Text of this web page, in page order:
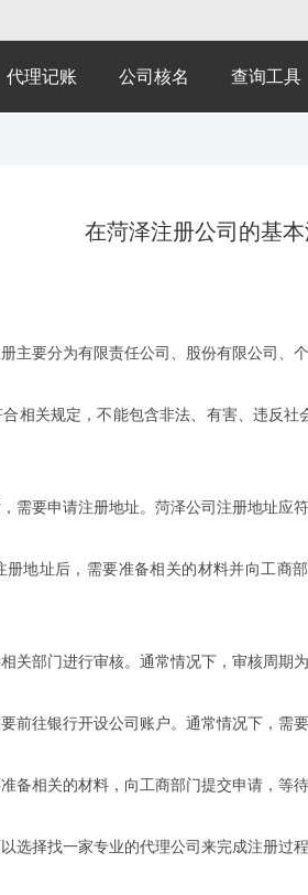
代理记账 公司核名 查询工具
在菏泽注册公司的基
主要分为有限责任公司、股份有限公司、个
相关规定，不能包含非法、有害、违反
需要申请注册地址。菏泽公司注册地址应
地址后，需要准备相关的材料并向工商
关部门进行审核。通常情况下，审核周期
前往银行开设公司账户。通常情况下，需
备相关的材料，向工商部门提交申请，等
选择找一家专业的代理公司来完成注册过程